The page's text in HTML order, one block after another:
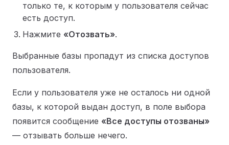
только те, к которым у пользователя сейчас
есть доступ.
Нажмите «Отозвать».
Выбранные базы пропадут из списка доступов
пользователя.
Если у пользователя уже не осталось ни одной
базы, к которой выдан доступ, в поле выбора
появится сообщение «Все доступы отозваны»
— отзывать больше нечего.